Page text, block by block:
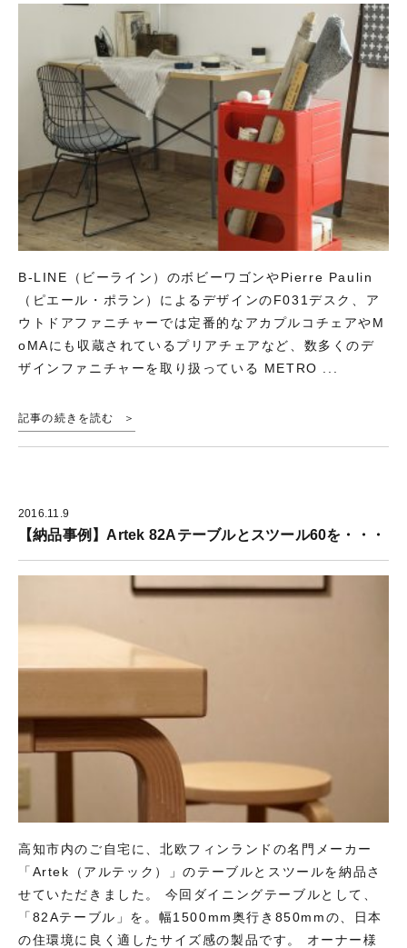
B-LINE（ビーライン）のボビーワゴンやPierre Paulin
（ピエール・ポラン）によるデザインのF031デスク、ア
ウトドアファニチャーでは定番的なアカプルコチェアやM
oMAにも収蔵されているプリアチェアなど、数多くのデ
ザインファニチャーを取り扱っている METRO ...
記事の続きを読む
2016.11.9
【納品事例】Artek 82Aテーブルとスツール60を・・・
高知市内のご自宅に、北欧フィンランドの名門メーカー
「Artek（アルテック）」のテーブルとスツールを納品さ
せていただきました。 今回ダイニングテーブルとして、
「82Aテーブル」を。幅1500mm奥行き850mmの、日本
の住環境に良く適したサイズ感の製品です。 オーナー様